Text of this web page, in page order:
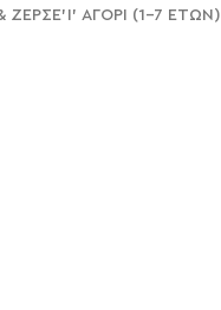
ΖΕΡΣΕ'Ι' ΑΓΟΡΙ (1-7 ΕΤΩΝ)